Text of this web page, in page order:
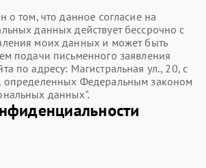
о том, что данное согласие на
данных действует бессрочно с
моих данных и может быть
подачи письменного заявления
по адресу: Магистральная ул., 20, с
определенных Федеральным законом
данных".